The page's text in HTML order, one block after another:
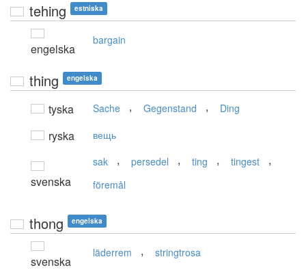
tehing estniska
engelska
bargain
thing engelska
tyska Sache , Gegenstand , Ding
ryska вещь
svenska
sak , persedel , ting , tingest ,
föremål
thong engelska
svenska
läderrem , stringtrosa